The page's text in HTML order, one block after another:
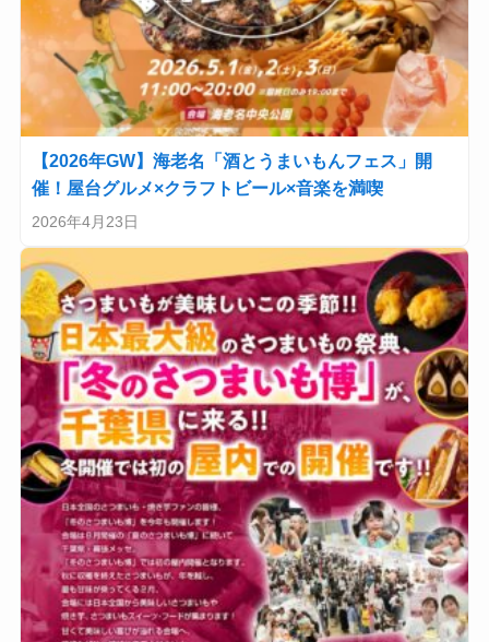
【2026年GW】海老名「酒とうまいもんフェス」開
催！屋台グルメ×クラフトビール×音楽を満喫
2026年4月23日